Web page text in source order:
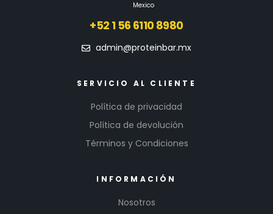
Mexico
+52 1 56 6110 8980
admin@proteinbar.mx
SERVICIO AL CLIENTE
Política de privacidad
Política de devolución
Términos y Condiciones
INFORMACIÓN
Nosotros